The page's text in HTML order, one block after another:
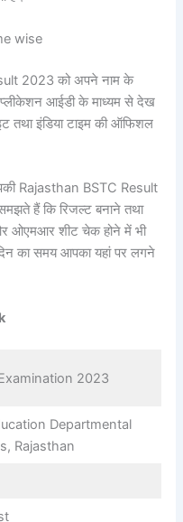
wise
2023 को अपने नाम के
आईडी के माध्यम से देख
तथा इंडिया टाइम की ऑफिशल
Rajasthan BSTC Result
हैं कि रिजल्ट बनाने तथा
ओएमआर शीट चेक होने में भी
का समय आपका यहां पर लगने
2023
Departmental
Rajasthan